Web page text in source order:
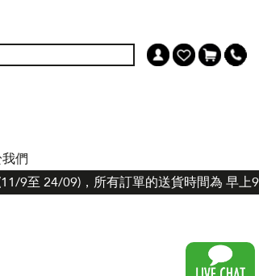
們
9至 24/09)，所有訂單的送貨時間為 早上9